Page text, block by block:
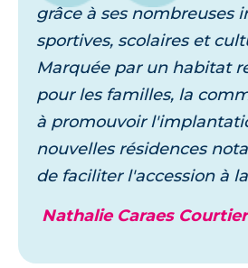
grâce à ses nombreuses
sportives, scolaires et
Marquée par un habitat
pour les familles, la
à promouvoir
nouvelles résidences
de faciliter l'accession à
Nathalie Caraes